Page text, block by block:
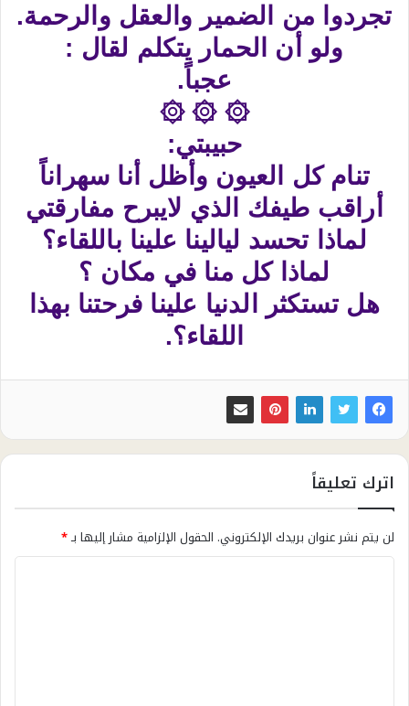
تجردوا من الضمير والعقل والرحمة.
ولو أن الحمار يتكلم لقال :
عجباً.
۞ ۞ ۞
حبيبتي:
تنام كل العيون وأظل أنا سهراناً
أراقب طيفك الذي لايبرح مفارقتي
لماذا تحسد ليالينا علينا باللقاء؟
لماذا كل منا في مكان ؟
هل تستكثر الدنيا علينا فرحتنا بهذا
اللقاء؟.
اترك تعليقاً
لن يتم نشر عنوان بريدك الإلكتروني. الحقول الإلزامية مشار إليها بـ*